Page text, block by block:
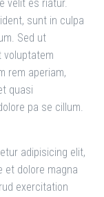
velit es riatur.
sunt in culpa
Sed ut
voluptatem
rem aperiam,
quasi
pa se cillum.
adipisicing elit,
et dolore magna
exercitation